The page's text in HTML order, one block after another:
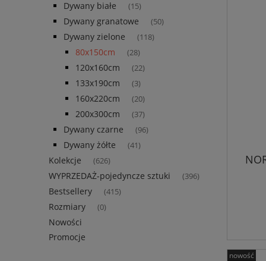
Dywany białe (15)
Dywany granatowe (50)
Dywany zielone (118)
80x150cm (28)
120x160cm (22)
133x190cm (3)
160x220cm (20)
200x300cm (37)
Dywany czarne (96)
Dywany żółte (41)
Kolekcje (626)
WYPRZEDAŻ-pojedyncze sztuki (396)
Bestsellery (415)
Rozmiary (0)
Nowości
Promocje
nowość